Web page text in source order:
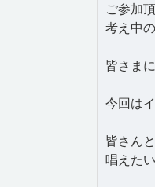
ご参加
考え中の
皆さま
今回は
皆さん
唱えた